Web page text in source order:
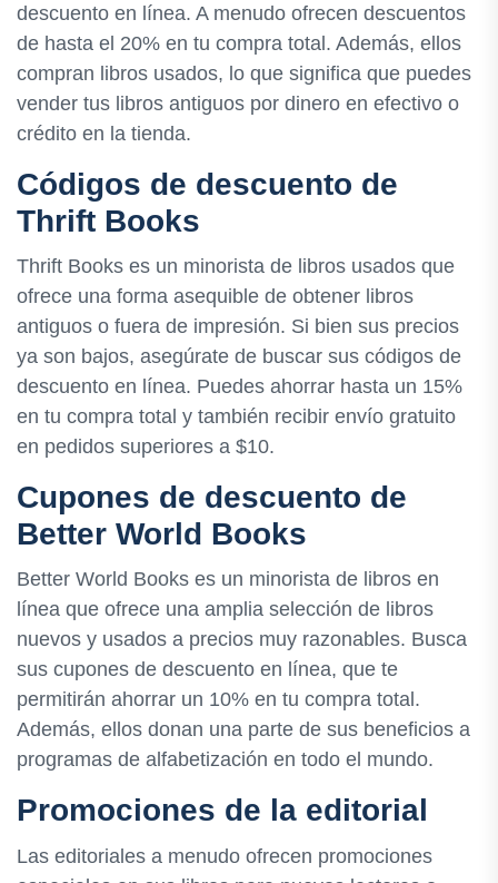
descuento en línea. A menudo ofrecen descuentos
de hasta el 20% en tu compra total. Además, ellos
compran libros usados, lo que significa que puedes
vender tus libros antiguos por dinero en efectivo o
crédito en la tienda.
Códigos de descuento de
Thrift Books
Thrift Books es un minorista de libros usados que
ofrece una forma asequible de obtener libros
antiguos o fuera de impresión. Si bien sus precios
ya son bajos, asegúrate de buscar sus códigos de
descuento en línea. Puedes ahorrar hasta un 15%
en tu compra total y también recibir envío gratuito
en pedidos superiores a $10.
Cupones de descuento de
Better World Books
Better World Books es un minorista de libros en
línea que ofrece una amplia selección de libros
nuevos y usados a precios muy razonables. Busca
sus cupones de descuento en línea, que te
permitirán ahorrar un 10% en tu compra total.
Además, ellos donan una parte de sus beneficios a
programas de alfabetización en todo el mundo.
Promociones de la editorial
Las editoriales a menudo ofrecen promociones